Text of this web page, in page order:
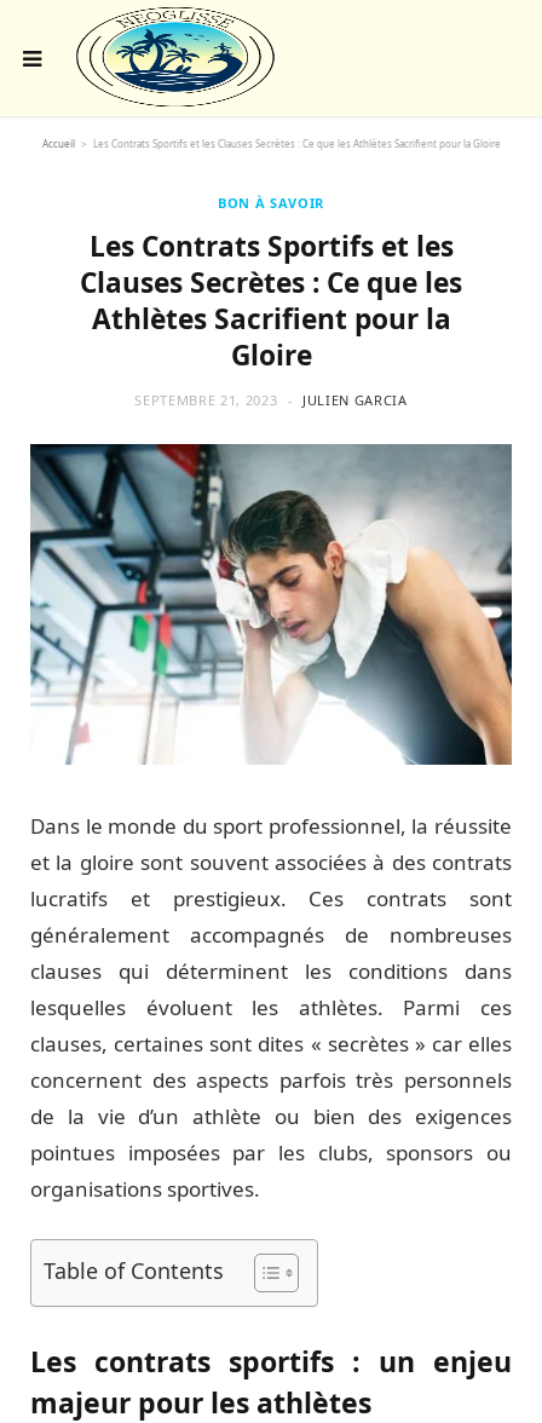
Accueil > Les Contrats Sportifs et les Clauses Secrètes : Ce que les Athlètes Sacrifient pour la Gloire
BON À SAVOIR
Les Contrats Sportifs et les
Clauses Secrètes : Ce que les
Athlètes Sacrifient pour la
Gloire
SEPTEMBRE 21, 2023 JULIEN GARCIA
Dans le monde du sport professionnel, la réussite
et la gloire sont souvent associées à des contrats
lucratifs et prestigieux. Ces contrats sont
généralement accompagnés de nombreuses
clauses qui déterminent les conditions dans
lesquelles évoluent les athlètes. Parmi ces
clauses, certaines sont dites « secrètes » car elles
concernent des aspects parfois très personnels
de la vie d’un athlète ou bien des exigences
pointues imposées par les clubs, sponsors ou
organisations sportives.
Table of Contents
Les contrats sportifs : un enjeu
majeur pour les athlètes